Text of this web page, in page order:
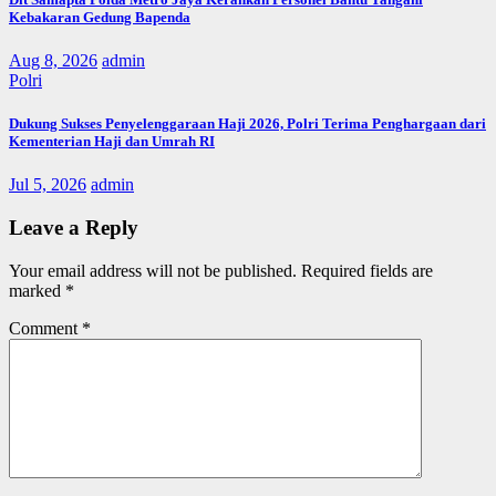
Kebakaran Gedung Bapenda
Aug 8, 2026 admin
Polri
Dukung Sukses Penyelenggaraan Haji 2026, Polri Terima Penghargaan dari
Kementerian Haji dan Umrah RI
Jul 5, 2026 admin
Leave a Reply
Your email address will not be published. Required fields are
marked *
Comment *